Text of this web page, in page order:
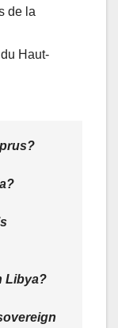
de la
Haut-
Libya?